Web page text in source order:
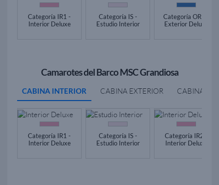
Categoría IR1 -
Interior Deluxe
Categoría IS -
Estudio Interior
Categoría OR1 -
Exterior Deluxe
Camarotes del Barco MSC Grandiosa
CABINA INTERIOR CABINA EXTERIOR CABINA
Categoría IR1 -
Interior Deluxe
Categoría IS -
Estudio Interior
Categoría IR2 -
Interior Deluxe